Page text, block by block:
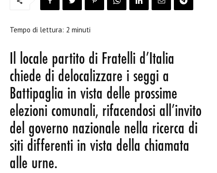
Tempo di lettura: 2 minuti
Il locale partito di Fratelli d’Italia
chiede di delocalizzare i seggi a
Battipaglia in vista delle prossime
elezioni comunali, rifacendosi all’invito
del governo nazionale nella ricerca di
siti differenti in vista della chiamata
alle urne.